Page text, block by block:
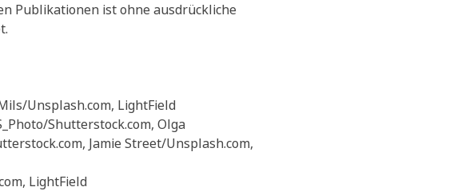
Publikationen ist ohne ausdrückliche
Unsplash.com, LightField
Shutterstock.com, Olga
Jamie Street/Unsplash.com,
LightField